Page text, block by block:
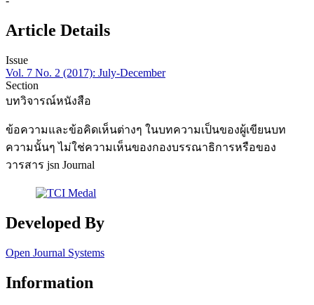
Article Details
Issue
Vol. 7 No. 2 (2017): July-December
Section
บทวิจารณ์หนังสือ
ข้อความและข้อคิดเห็นต่างๆ ในบทความเป็นของผู้เขียนบท
ความนั้นๆ ไม่ใช่ความเห็นของกองบรรณาธิการหรือของ
วารสาร jsn Journal
Developed By
Open Journal Systems
Information